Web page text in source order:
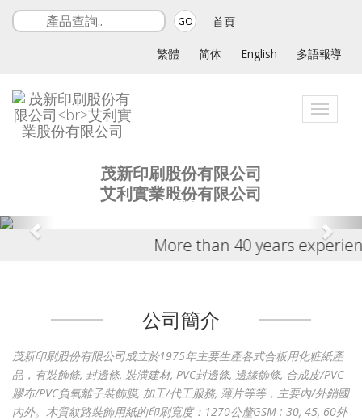
GO 首頁
繁體 简体 English 多語報導
Toggle
茂新印刷股份有限公司
艾利實業股份有限公司
More than 40 years
公司簡介
茂新印刷股份有限公司成立於1975年主要生產各式合板用化粧紙產
品，有裝飾條, 封邊條, 裝潢建材, PVC封邊條, 邊緣飾條, 合成皮/PVC
膠布/PVC負氧離子裝飾膜, 加工/代工服務, 薄片等等，主要內/外銷國
內外。木質紋路裝飾用紙的印刷寬度：1270公釐GSM : 30, 45, 60外